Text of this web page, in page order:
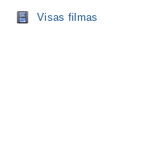
Visas filmas